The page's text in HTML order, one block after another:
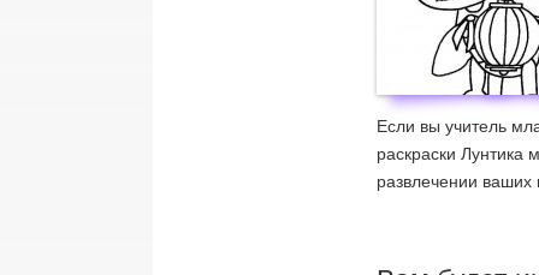
Если вы учитель
раскраски Лунтика
развлечении